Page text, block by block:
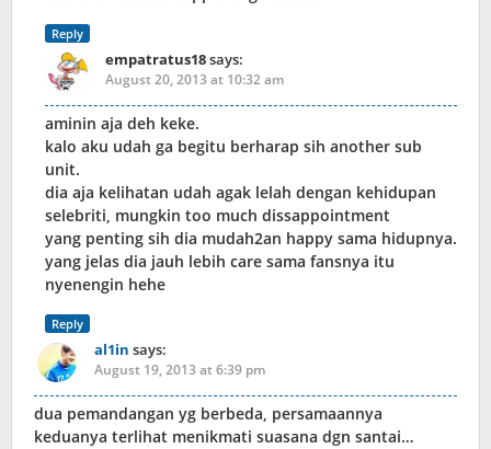
Reply
empatratus18says:
August 20, 2013 at 10:32 am
aminin aja deh keke.
kalo aku udah ga begitu berharap sih another sub
unit.
dia aja kelihatan udah agak lelah dengan kehidupan
selebriti, mungkin too much dissappointment
yang penting sih dia mudah2an happy sama hidupnya.
yang jelas dia jauh lebih care sama fansnya itu
nyenengin hehe
Reply
al1in says:
August 19, 2013 at 6:39 pm
dua pemandangan yg berbeda, persamaannya
keduanya terlihat menikmati suasana dgn santai…